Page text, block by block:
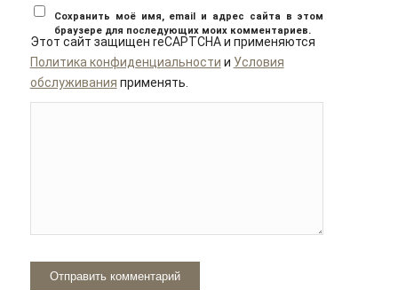
Сохранить моё имя, email и адрес сайта в этом
браузере для последующих моих комментариев.
Этот сайт защищен reCAPTCHA и применяются
Политика конфиденциальности и Условия
обслуживания применять.